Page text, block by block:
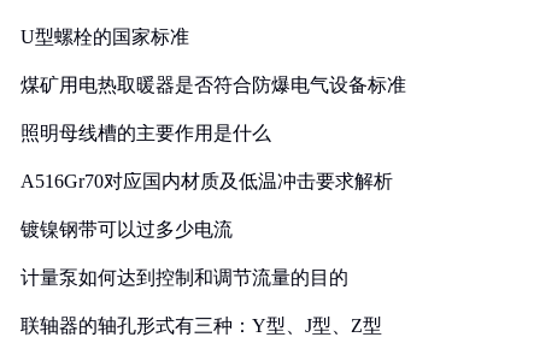
U型螺栓的国家标准
煤矿用电热取暖器是否符合防爆电气设备标准
照明母线槽的主要作用是什么
A516Gr70对应国内材质及低温冲击要求解析
镀镍钢带可以过多少电流
计量泵如何达到控制和调节流量的目的
联轴器的轴孔形式有三种：Y型、J型、Z型